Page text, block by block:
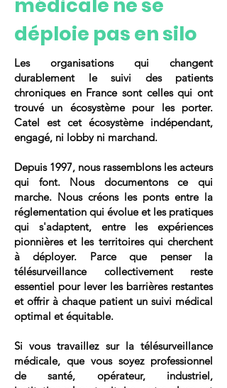
médicale ne se
déploie pas en silo
Les organisations qui changent
durablement le suivi des patients
chroniques en France sont celles qui ont
trouvé un écosystème pour les porter.
Catel est cet écosystème indépendant,
engagé, ni lobby ni marchand.
Depuis 1997, nous rassemblons les acteurs
qui font. Nous documentons ce qui
marche. Nous créons les ponts entre la
réglementation qui évolue et les pratiques
qui s'adaptent, entre les expériences
pionnières et les territoires qui cherchent
à déployer. Parce que penser la
télésurveillance collectivement reste
essentiel pour lever les barrières restantes
et offrir à chaque patient un suivi médical
optimal et équitable.
Si vous travaillez sur la télésurveillance
médicale, que vous soyez professionnel
de santé, opérateur, industriel,